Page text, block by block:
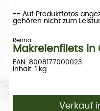
-- Auf Produktfotos
gehören nicht zum
Renna
Makrelenfilets in
EAN: 8008177000023
Inhalt: 1 kg
Verkauf